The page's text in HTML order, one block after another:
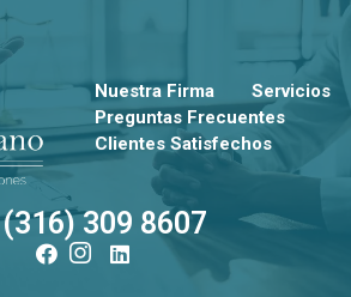
Nuestra Firma
Servicios
Preguntas Frecuentes
Clientes Satisfechos
(316) 309 8607